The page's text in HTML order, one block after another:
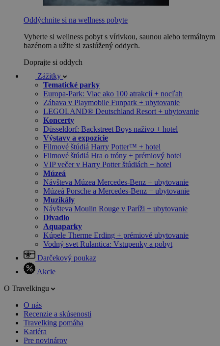
Oddýchnite si na wellness pobyte
Vyberte si wellness pobyt s vírivkou, saunou alebo termálnym
bazénom a užite si zaslúžený oddych.
Doprajte si oddych
Zážitky
Tematické parky
Europa-Park: Viac ako 100 atrakcií + nocľah
Zábava v Playmobile Funpark + ubytovanie
LEGOLAND® Deutschland Resort + ubytovanie
Koncerty
Düsseldorf: Backstreet Boys naživo + hotel
Výstavy a expozície
Filmové štúdiá Harry Potter™ + hotel
Filmové štúdiá Hra o tróny + prémiový hotel
VIP večer v Harry Potter štúdiách + hotel
Múzeá
Návšteva Múzea Mercedes-Benz + ubytovanie
Múzeá Porsche a Mercedes-Benz + ubytovanie
Muzikály
Návšteva Moulin Rouge v Paríži + ubytovanie
Divadlo
Aquaparky
Kúpele Therme Erding + prémiové ubytovanie
Vodný svet Rulantica: Vstupenky a pobyt
Darčekový poukaz
Akcie
O Travelkingu
O nás
Recenzie a skúsenosti
Travelking pomáha
Kariéra
Pre novinárov